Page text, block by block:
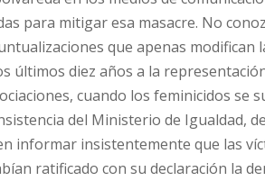
para mitigar esa masacre. No
que apenas modifican
últimos diez años a la
cuando los feminicidos se
del Ministerio de Igualdad,
informar insistentemente que las
ratificado con su declaración la